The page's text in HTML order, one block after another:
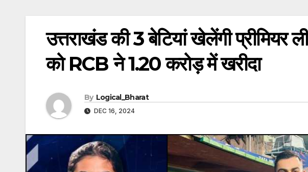
उत्तराखंड की 3 बेटियां खेलेंगी प्रीमियर
को RCB ने 1.20 करोड़ में खरीदा
By Logical_Bharat
DEC 16, 2024